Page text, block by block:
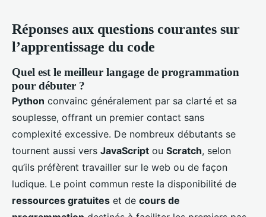
Réponses aux questions courantes sur
l’apprentissage du code
Quel est le meilleur langage de programmation
pour débuter ?
Python convainc généralement par sa clarté et sa
souplesse, offrant un premier contact sans
complexité excessive. De nombreux débutants se
tournent aussi vers JavaScript ou Scratch, selon
qu’ils préfèrent travailler sur le web ou de façon
ludique. Le point commun reste la disponibilité de
ressources gratuites et de cours de